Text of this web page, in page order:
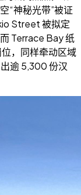
“神秘光带”被证
Street 被拟定
Terrace Bay 纸
，同样牵动区域
逾 5,300 份汉